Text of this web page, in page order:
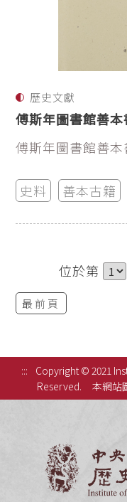
歷史文獻
傅斯年圖書館善
傅斯年圖書館善
史料 善本古籍
位於第
最前頁
:::
Copyright © 2021
Reserved.
本網站